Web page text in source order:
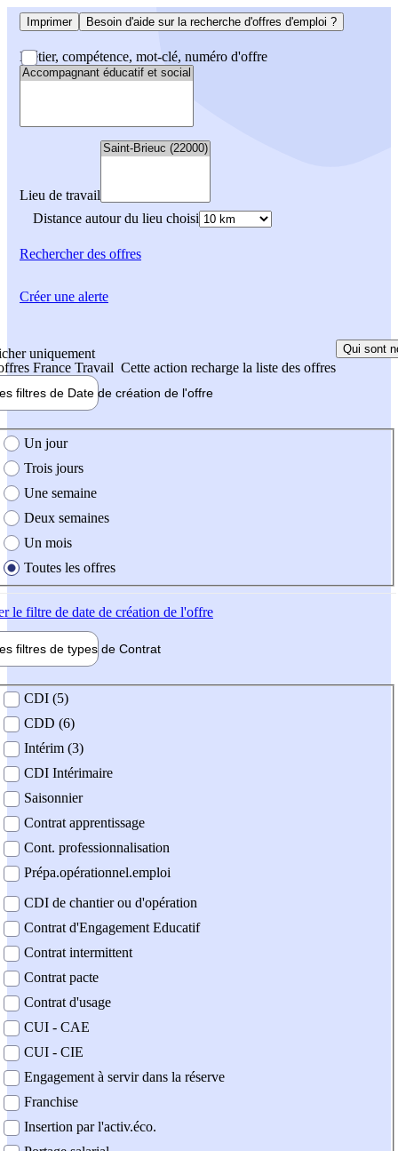
Imprimer Besoin d'aide sur la recherche d'offres d'emploi ?
Métier, compétence, mot-clé, numéro d'offre
Lieu de travail
Distance autour du lieu choisi
Rechercherdes offres
uniquement
France Travail Cette action recharge la liste des offres
Qui sont
filtres de Date de création de l'offre
création de l'offre
Un jour
Trois jours
Une semaine
Deux semaines
Un mois
Toutes les offres
le filtre de date de création de l'offre
filtres de types de Contrat
contrat
CDI (5)
CDD (6)
Intérim (3)
CDI Intérimaire
Saisonnier
Contrat apprentissage
Cont. professionnalisation
Prépa.opérationnel.emploi
CDI de chantier ou d'opération
Contrat d'Engagement Educatif
Contrat intermittent
Contrat pacte
Contrat d'usage
CUI - CAE
CUI - CIE
Engagement à servir dans la réserve
Franchise
Insertion par l'activ.éco.
Créer une alerte